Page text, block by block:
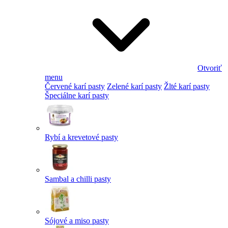
Otvoriť
menu
Červené karí pasty Zelené karí pasty Žlté karí pasty
Špeciálne karí pasty
Rybí a krevetové pasty
Sambal a chilli pasty
Sójové a miso pasty